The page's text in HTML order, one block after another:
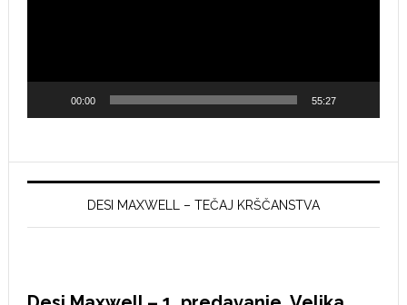
00:00 55:27
DESI MAXWELL – TEČAJ KRŠČANSTVA